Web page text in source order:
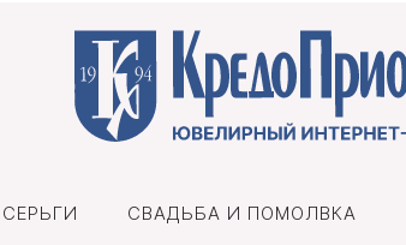
СЕРЬГИ СВАДЬБА И ПОМОЛВКА